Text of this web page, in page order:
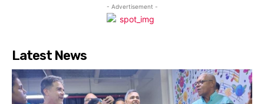
- Advertisement -
Latest News